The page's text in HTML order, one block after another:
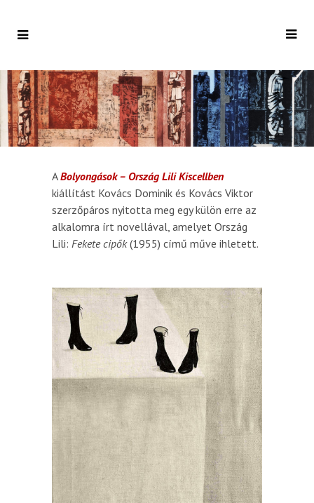
ABolyongások – Ország Lili Kiscellben
kiállítást Kovács Dominik és Kovács Viktor
szerzőpáros nyitotta meg egy külön erre az
alkalomra írt novellával, amelyet Ország
Lili: Fekete cipők(1955) című műve ihletett.